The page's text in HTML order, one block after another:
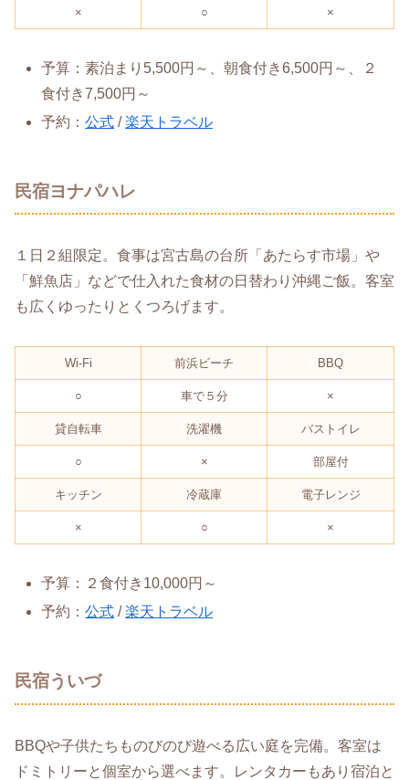
× ○ ×
予算：素泊まり5,500円～、朝食付き6,500円～、２
食付き7,500円～
予約：公式 /楽天トラベル
民宿ヨナパハレ
１日２組限定。食事は宮古島の台所「あたらす市場」や
「鮮魚店」などで仕入れた食材の日替わり沖縄ご飯。客室
も広くゆったりとくつろげます。
Wi-Fi 前浜ビーチ BBQ
○ 車で５分 ×
貸自転車 洗濯機 バストイレ
○ × 部屋付
キッチン 冷蔵庫 電子レンジ
× ○ ×
予算：２食付き10,000円～
予約：公式 /楽天トラベル
民宿ういづ
BBQや子供たちものびのび遊べる広い庭を完備。客室は
ドミトリーと個室から選べます。レンタカーもあり宿泊と